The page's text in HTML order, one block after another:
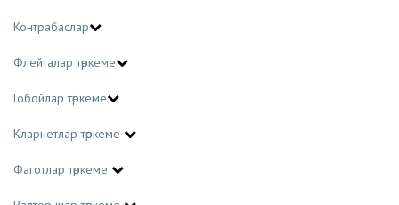
Контрабаслар
Флейталар төркеме
Гобойлар төркеме
Кларнетлар төркеме
Фаготлар төркеме